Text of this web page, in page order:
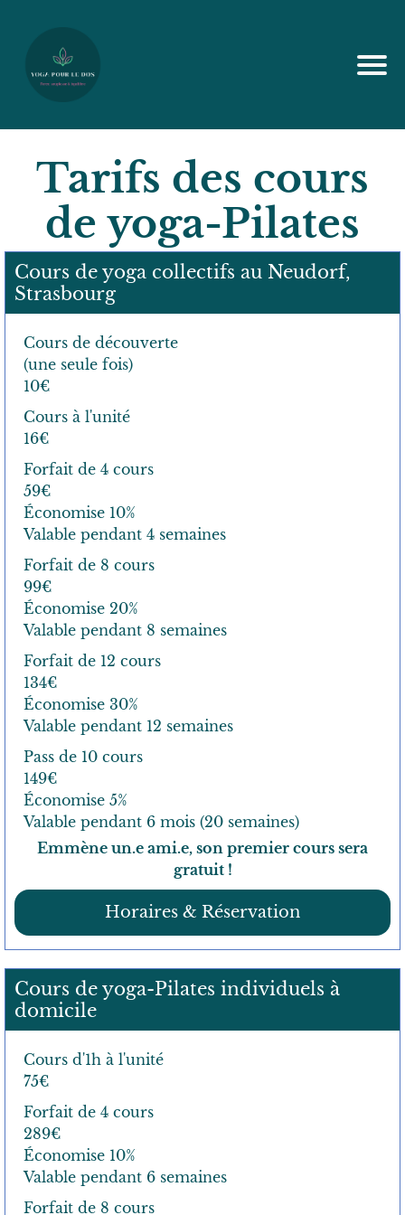
Acc
ueil
rs
prés
enti
Co
en
Con
Tarifs des cours
de yoga-Pilates
Cours de yoga collectifs au Neudorf,
Strasbourg
Cours de découverte
(une seule fois)
10€
Cours à l'unité
16€
Forfait de 4 cours
59€
Économise 10%
Valable pendant 4 semaines
Forfait de 8 cours
99€
Économise 20%
Valable pendant 8 semaines
Forfait de 12 cours
134€
Économise 30%
Valable pendant 12 semaines
Pass de 10 cours
149€
Économise 5%
Valable pendant 6 mois (20 semaines)
Emmène un.e ami.e, son premier cours sera
gratuit !
Horaires & Réservation
Cours de yoga-Pilates individuels à
domicile
Cours d'1h à l'unité
75€
Forfait de 4 cours
289€
Économise 10%
Valable pendant 6 semaines
Forfait de 8 cours